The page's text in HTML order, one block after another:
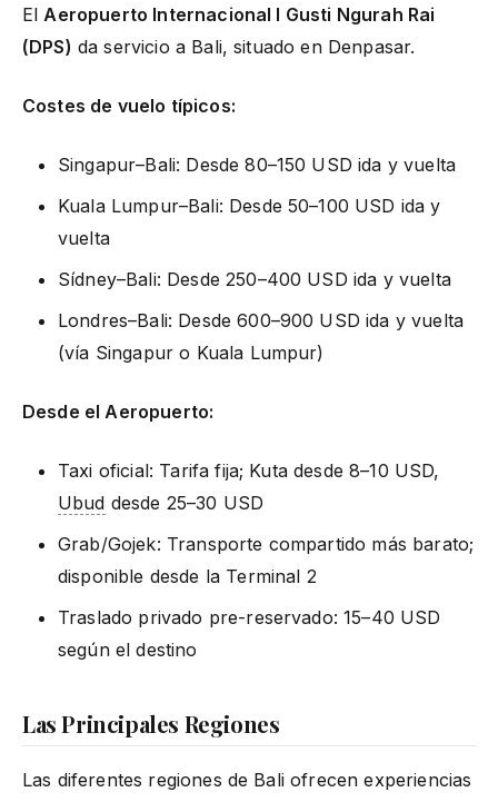
El Aeropuerto Internacional I Gusti Ngurah Rai
(DPS) da servicio a Bali, situado en Denpasar.
Costes de vuelo típicos:
Singapur–Bali: Desde 80–150 USD ida y vuelta
Kuala Lumpur–Bali: Desde 50–100 USD ida y
vuelta
Sídney–Bali: Desde 250–400 USD ida y vuelta
Londres–Bali: Desde 600–900 USD ida y vuelta
(vía Singapur o Kuala Lumpur)
Desde el Aeropuerto:
Taxi oficial: Tarifa fija; Kuta desde 8–10 USD,
Ubud desde 25–30 USD
Grab/Gojek: Transporte compartido más barato;
disponible desde la Terminal 2
Traslado privado pre-reservado: 15–40 USD
según el destino
Las Principales Regiones
Las diferentes regiones de Bali ofrecen experiencias